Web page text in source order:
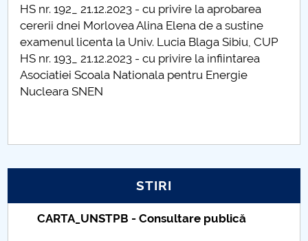
Parteneri CUP
Centrul de Consiliere și Orientare în Carieră
Chestionar angajabilitate ALUMNI – UPB
Hotărâri Senat din 18 ianuarie 2023
Hotărâri Senat din 30.01.2023
HS nr. 192_ 21.12.2023 - cu privire la aprobarea
cererii dnei Morlovea Alina Elena de a sustine
examenul licenta la Univ. Lucia Blaga Sibiu, CUP
HS nr. 193_ 21.12.2023 - cu privire la infiintarea
Asociatiei Scoala Nationala pentru Energie
Nucleara SNEN
STIRI
Taxe de școlarizare indexate – Centrul